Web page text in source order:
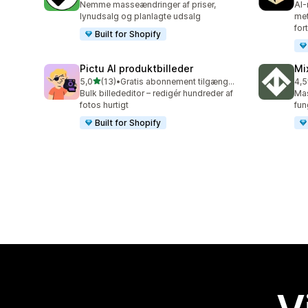
Nemme masseændringer af priser,
lynudsalg og planlagte udsalg
Built for Shopify
AI-
Pictu AI produktbilleder
5,0ud af 5 stjerner
(13)
13 anmeldelser i alt
•
Gratis abonnement tilgængeligt
Bulk billededitor – redigér hundreder af
fotos hurtigt
Built for Shopify
4,5
30